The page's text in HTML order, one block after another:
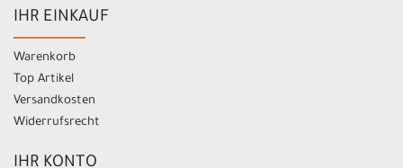
IHR EINKAUF
Warenkorb
Top Artikel
Versandkosten
Widerrufsrecht
IHR KONTO